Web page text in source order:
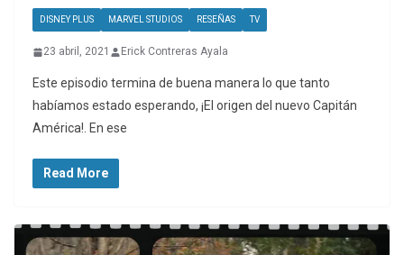
DISNEY PLUS MARVEL STUDIOS RESEÑAS TV
23 abril, 2021 Erick Contreras Ayala
Este episodio termina de buena manera lo que tanto
habíamos estado esperando, ¡El origen del nuevo Capitán
América!. En ese
Read More